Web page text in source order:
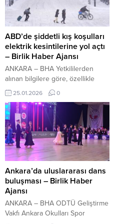
yükselen proje üretim, depolama
ve lojistik gibi çeşitli alanlarda iş
yapmak isteyenlere önemli
fırsatlar sunuyor. TRinvest kalitesi
ile yükselmeye devam eden proje
yatırımcılarına 214 bağımsız bölüm
ve 40 bin metrekare...
ABD’de şiddetli kış koşulları
elektrik kesintilerine yol açtı
– Birlik Haber Ajansı
ANKARA – BHA Yetkililerden
alınan bilgilere göre, özellikle
güney eyaletlerinde 200 binin
üzerinde haneye elektrik
verilemiyor. ABD Başkanı Donald
Trump, yaklaşan fırtınayı “tarihi”
olarak nitelendirirken, İç Güvenlik
Bakanlığı tarafından 17 eyalet ile
başkent Washington’da acil
durum ilan edildiği duyuruldu.
İran Haber Ajansı yetkilisi BHA’ya
konuştu: İran’a karşı birçok yalan
üretilmektedir...
25.01.2026 0
Ankara’da uluslararası dans
buluşması – Birlik Haber
Ajansı
ANKARA – BHA ODTÜ Geliştirme
Vakfı Ankara Okulları Spor